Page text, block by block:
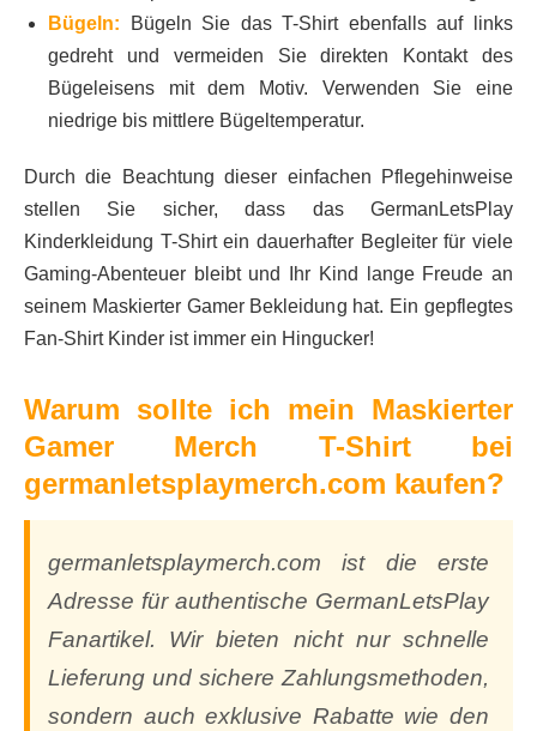
Bügeln: Bügeln Sie das T-Shirt ebenfalls auf links
gedreht und vermeiden Sie direkten Kontakt des
Bügeleisens mit dem Motiv. Verwenden Sie eine
niedrige bis mittlere Bügeltemperatur.
Durch die Beachtung dieser einfachen Pflegehinweise
stellen Sie sicher, dass das GermanLetsPlay
Kinderkleidung T-Shirt ein dauerhafter Begleiter für viele
Gaming-Abenteuer bleibt und Ihr Kind lange Freude an
seinem Maskierter Gamer Bekleidung hat. Ein gepflegtes
Fan-Shirt Kinder ist immer ein Hingucker!
Warum sollte ich mein Maskierter
Gamer Merch T-Shirt bei
germanletsplaymerch.com kaufen?
germanletsplaymerch.com ist die erste
Adresse für authentische GermanLetsPlay
Fanartikel. Wir bieten nicht nur schnelle
Lieferung und sichere Zahlungsmethoden,
sondern auch exklusive Rabatte wie den